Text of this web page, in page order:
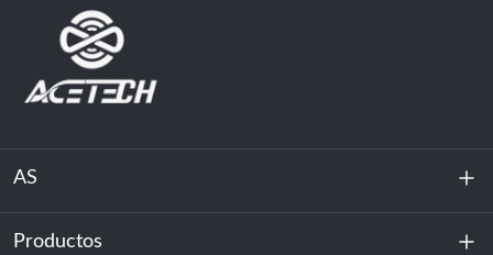
AS
Sobre nosotros
Productos